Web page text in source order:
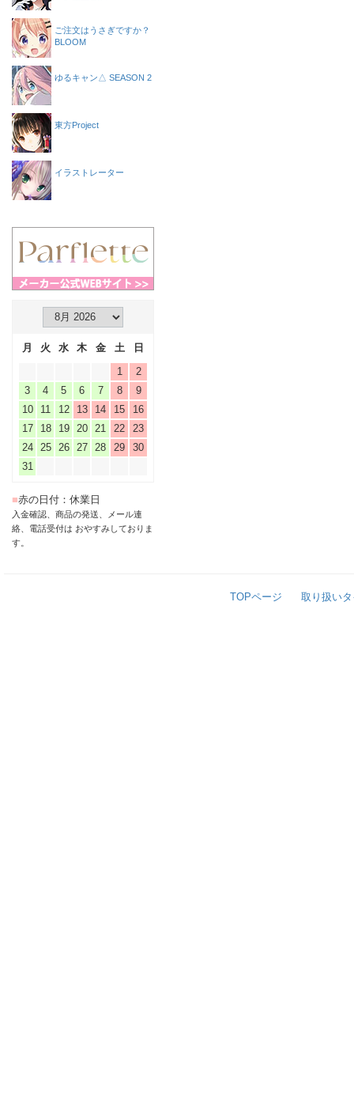
ご注文はうさぎですか？
BLOOM
ゆるキャン△ SEASON 2
東方Project
イラストレーター
月 火 水 木 金 土
日
1
2
3
4 5 6 7 8
9
10
11 12 13 14 15
16
17
18 19 20 21 22
23
24
25 26 27 28 29
30
31
■赤の日付：休業日
入金確認、商品の発送、メール連
絡、電話受付は おやすみしておりま
す。
TOPページ 取り扱い